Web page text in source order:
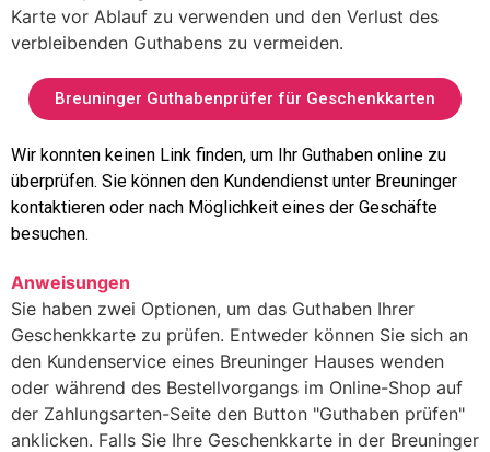
Karte vor Ablauf zu verwenden und den Verlust des
verbleibenden Guthabens zu vermeiden.
Breuninger Guthabenprüfer für Geschenkkarten
Wir konnten keinen Link finden, um Ihr Guthaben online zu
überprüfen. Sie können den Kundendienst unter Breuninger
kontaktieren oder nach Möglichkeit eines der Geschäfte
besuchen.
Anweisungen
Sie haben zwei Optionen, um das Guthaben Ihrer
Geschenkkarte zu prüfen. Entweder können Sie sich an
den Kundenservice eines Breuninger Hauses wenden
oder während des Bestellvorgangs im Online-Shop auf
der Zahlungsarten-Seite den Button "Guthaben prüfen"
anklicken. Falls Sie Ihre Geschenkkarte in der Breuninger